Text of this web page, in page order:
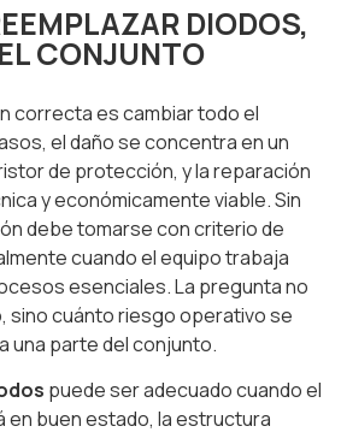
DIODOS,
CONJUNTO
correcta es cambiar todo el
el daño se concentra en un
de protección, y la reparación
y económicamente viable. Sin
debe tomarse con criterio de
cuando el equipo trabaja
esenciales. La pregunta no
sino cuánto riesgo operativo se
una parte del conjunto.
puede ser adecuado cuando el
buen estado, la estructura